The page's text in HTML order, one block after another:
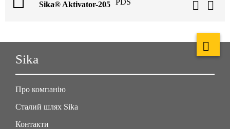
Sika® Aktivator-205 PDS
Sika
Про компанію
Сталий шлях Sika
Контакти